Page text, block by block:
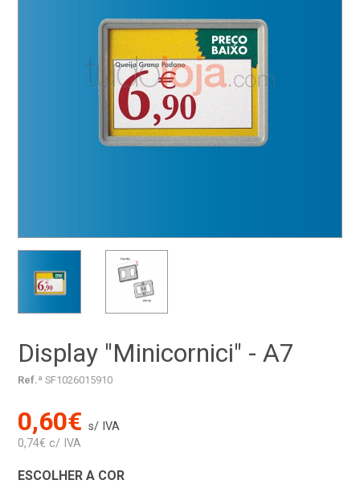
Display "Minicornici" - A7
Ref.ª SF1026015910
0,60€ s/ IVA
0,74€ c/ IVA
ESCOLHER A COR